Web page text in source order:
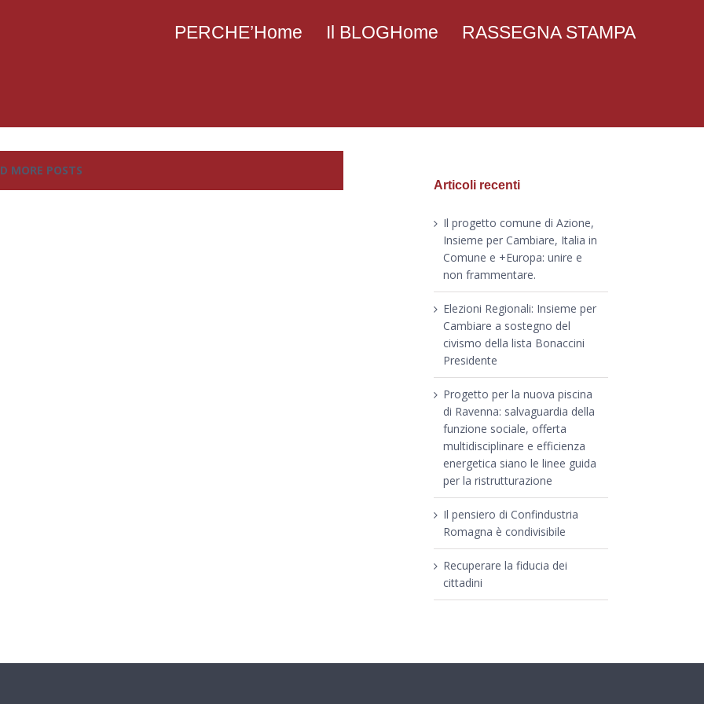
PERCHE’Home Il BLOGHome RASSEGNA STAMPA
MORE POSTS
Articoli recenti
Il progetto comune di Azione,
Insieme per Cambiare, Italia in
Comune e +Europa: unire e
non frammentare.
Elezioni Regionali: Insieme per
Cambiare a sostegno del
civismo della lista Bonaccini
Presidente
Progetto per la nuova piscina
di Ravenna: salvaguardia della
funzione sociale, offerta
multidisciplinare e efficienza
energetica siano le linee guida
per la ristrutturazione
Il pensiero di Confindustria
Romagna è condivisibile
Recuperare la fiducia dei
cittadini